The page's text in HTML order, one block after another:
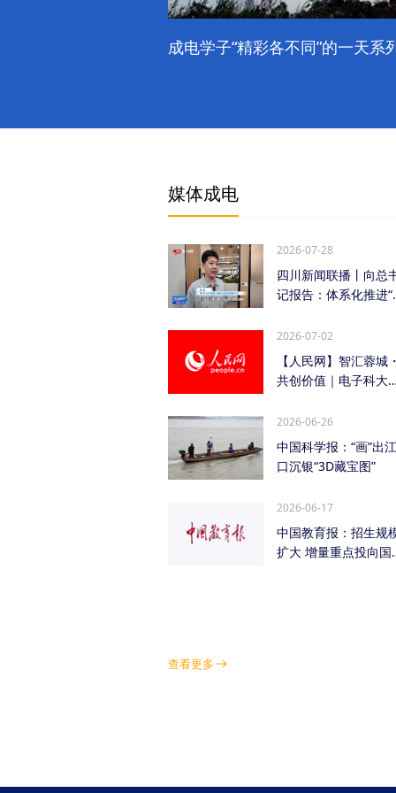
成电学子“精彩各不同”的一天系
媒体成电
2026-07-28
四川新闻联播丨向总
记报告：体系化推进“
2026-07-02
【人民网】智汇蓉城
共创价值｜电子科大
2026-06-26
中国科学报：“画”出江
口沉银“3D藏宝图”
2026-06-17
中国教育报：招生规
扩大 增量重点投向国
查看更多